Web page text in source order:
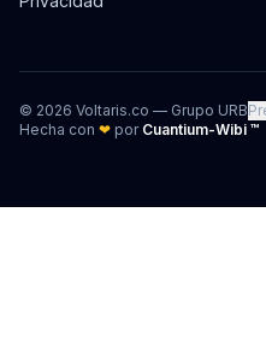
© 2026 Voltaris.co — Grupo URB
Hecha con ❤ por Cuantium-Wibi ™